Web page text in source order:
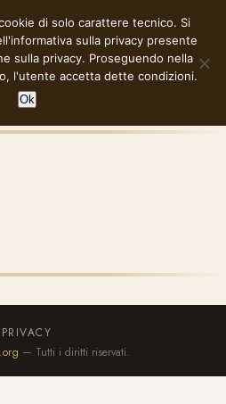
PRIVACY
— Tutti i diritti riservati.
di solo carattere tecnico. Si
sulla privacy presente
sulla privacy. Proseguendo nella
l'utente accetta dette condizioni.
Ok